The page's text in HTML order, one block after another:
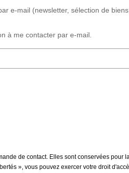
e-mail (newsletter, sélection de
à me contacter par e-mail.
de contact. Elles sont conservées pour
», vous pouvez exercer votre droit